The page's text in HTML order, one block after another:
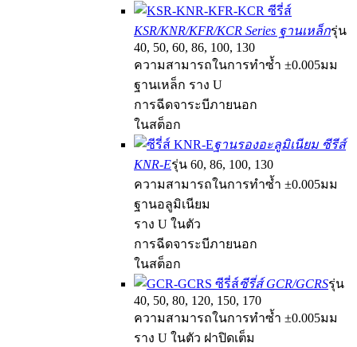
KSR/KNR/KFR/KCR Series ฐานเหล็กรุ่น
40, 50, 60, 86, 100, 130
ความสามารถในการทำซ้ำ ±0.005มม
ฐานเหล็ก ราง U
การฉีดจาระบีภายนอก
ในสต็อก
ฐานรองอะลูมิเนียม ซีรีส์
KNR-Eรุ่น 60, 86, 100, 130
ความสามารถในการทำซ้ำ ±0.005มม
ฐานอลูมิเนียม
ราง U ในตัว
การฉีดจาระบีภายนอก
ในสต็อก
ซีรี่ส์ GCR/GCRSรุ่น
40, 50, 80, 120, 150, 170
ความสามารถในการทำซ้ำ ±0.005มม
ราง U ในตัว ฝาปิดเต็ม